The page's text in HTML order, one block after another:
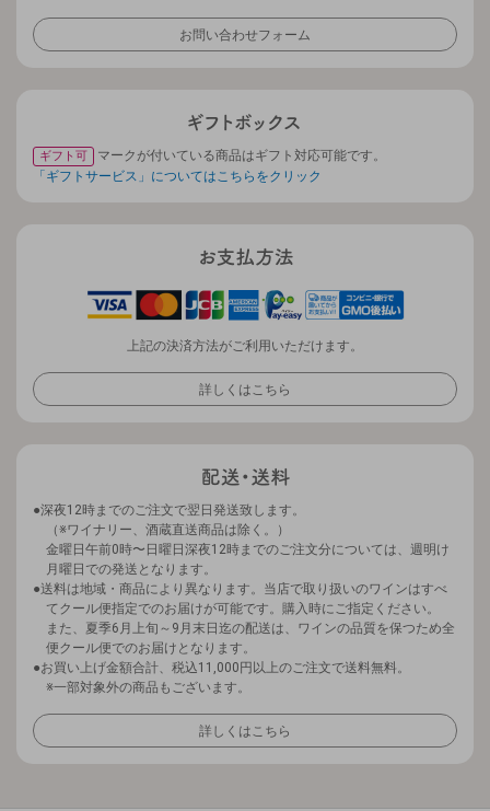
お問い合わせフォーム
ギフト可
マークが付いている商品はギフト対応可能です。
「ギフトサービス」についてはこちらをクリック
上記の決済方法がご利用いただけます。
詳しくはこちら
深夜12時までのご注文で翌日発送致します。
（※ワイナリー、酒蔵直送商品は除く。）
金曜日午前0時〜日曜日深夜12時までのご注文分については、週明け
月曜日での発送となります。
送料は地域・商品により異なります。当店で取り扱いのワインはすべ
てクール便指定でのお届けが可能です。購入時にご指定ください。
また、夏季6月上旬～9月末日迄の配送は、ワインの品質を保つため全
便クール便でのお届けとなります。
お買い上げ金額合計、税込11,000円以上のご注文で送料無料。
※一部対象外の商品もございます。
詳しくはこちら